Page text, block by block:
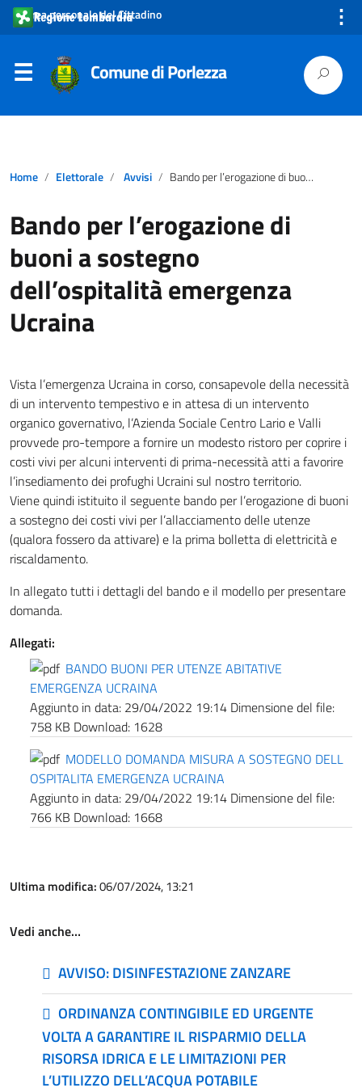
Area personale del Cittadino ⋮
Comune di Porlezza
Home Elettorale Avvisi Bando per l’erogazione di buoni a sostegno dell’ospitalità emergenza Ucraina
Bando per l’erogazione di
buoni a sostegno
dell’ospitalità emergenza
Ucraina
Vista l’emergenza Ucraina in corso, consapevole della necessità
di un intervento tempestivo e in attesa di un intervento
organico governativo, l’Azienda Sociale Centro Lario e Valli
provvede pro-tempore a fornire un modesto ristoro per coprire i
costi vivi per alcuni interventi di prima-necessità atti a favorire
l’insediamento dei profughi Ucraini sul nostro territorio.
Viene quindi istituito il seguente bando per l’erogazione di buoni
a sostegno dei costi vivi per l’allacciamento delle utenze
(qualora fossero da attivare) e la prima bolletta di elettricità e
riscaldamento.
In allegato tutti i dettagli del bando e il modello per presentare
domanda.
Allegati:
BANDO BUONI PER UTENZE ABITATIVE
EMERGENZA UCRAINA
Aggiunto in data: 29/04/2022 19:14 Dimensione del file:
758 KB Download: 1628
MODELLO DOMANDA MISURA A SOSTEGNO DELL
OSPITALITA EMERGENZA UCRAINA
Aggiunto in data: 29/04/2022 19:14 Dimensione del file:
766 KB Download: 1668
Ultima modifica:06/07/2024, 13:21
Vedi anche…
AVVISO: DISINFESTAZIONE ZANZARE
ORDINANZA CONTINGIBILE ED URGENTE
VOLTA A GARANTIRE IL RISPARMIO DELLA
RISORSA IDRICA E LE LIMITAZIONI PER
L’UTILIZZO DELL’ACQUA POTABILE